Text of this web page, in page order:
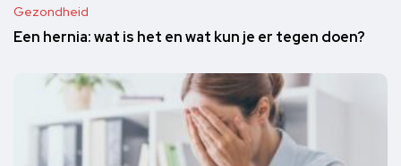
Gezondheid
Een hernia: wat is het en wat kun je er tegen doen?